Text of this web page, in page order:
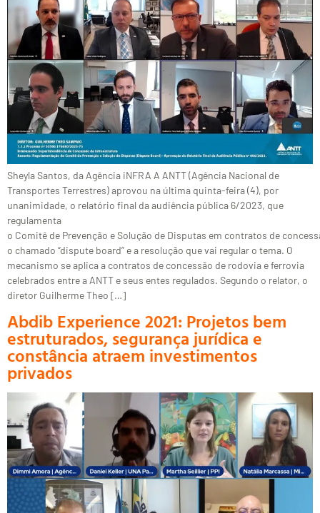
Sheyla Santos, da Agência iNFRA A ANTT (Agência Nacional de
Transportes Terrestres) aprovou na última quinta-feira (4), por
unanimidade, o relatório final da audiência pública 6/2023, que
regulamenta
o Comitê de Prevenção e Solução de Disputas em contratos de
o chamado “dispute board” e a resolução que vai regular o tema. O
mecanismo se aplica a contratos de concessão de rodovia e ferrovia
celebrados entre a ANTT e seus entes regulados. Segundo o relator, o
diretor Guilherme Theo […]
Abdib Experience 2021: Projetos bem
estruturados, segurança jurídica e
constância atraem investimentos
privados